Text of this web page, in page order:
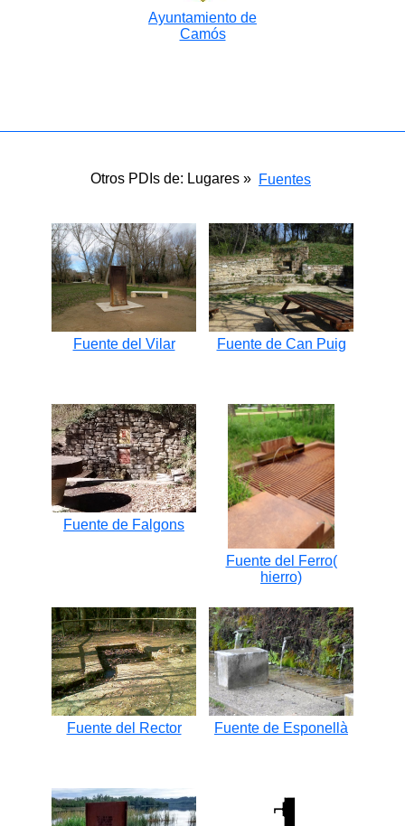
Ayuntamiento de
Camós
Otros PDIs de: Lugares » Fuentes
Fuente del Vilar Fuente de Can Puig
Fuente de Falgons
Fuente del Ferro(
hierro)
Fuente del Rector Fuente de Esponellà